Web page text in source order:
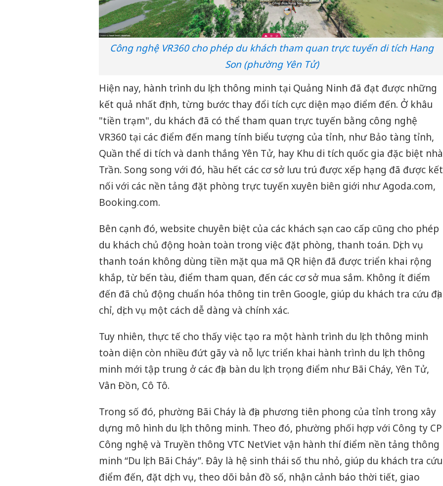
Công nghệ VR360 cho phép du khách tham quan trực tuyến di tích Hang
Son (phường Yên Tử)
Hiện nay, hành trình du lịch thông minh tại Quảng Ninh đã đạt được những
kết quả nhất định, từng bước thay đổi tích cực diện mạo điểm đến. Ở khâu
"tiền trạm", du khách đã có thể tham quan trực tuyến bằng công nghệ
VR360 tại các điểm đến mang tính biểu tượng của tỉnh, như Bảo tàng tỉnh,
Quần thể di tích và danh thắng Yên Tử, hay Khu di tích quốc gia đặc biệt nhà
Trần. Song song với đó, hầu hết các cơ sở lưu trú được xếp hạng đã được kết
nối với các nền tảng đặt phòng trực tuyến xuyên biên giới như Agoda.com,
Booking.com.
Bên cạnh đó, website chuyên biệt của các khách sạn cao cấp cũng cho phép
du khách chủ động hoàn toàn trong việc đặt phòng, thanh toán. Dịch vụ
thanh toán không dùng tiền mặt qua mã QR hiện đã được triển khai rộng
khắp, từ bến tàu, điểm tham quan, đến các cơ sở mua sắm. Không ít điểm
đến đã chủ động chuẩn hóa thông tin trên Google, giúp du khách tra cứu địa
chỉ, dịch vụ một cách dễ dàng và chính xác.
Tuy nhiên, thực tế cho thấy việc tạo ra một hành trình du lịch thông minh
toàn diện còn nhiều đứt gãy và nỗ lực triển khai hành trình du lịch thông
minh mới tập trung ở các địa bàn du lịch trọng điểm như Bãi Cháy, Yên Tử,
Vân Đồn, Cô Tô.
Trong số đó, phường Bãi Cháy là địa phương tiên phong của tỉnh trong xây
dựng mô hình du lịch thông minh. Theo đó, phường phối hợp với Công ty CP
Công nghệ và Truyền thông VTC NetViet vận hành thí điểm nền tảng thông
minh “Du lịch Bãi Cháy”. Đây là hệ sinh thái số thu nhỏ, giúp du khách tra cứu
điểm đến, đặt dịch vụ, theo dõi bản đồ số, nhận cảnh báo thời tiết, giao